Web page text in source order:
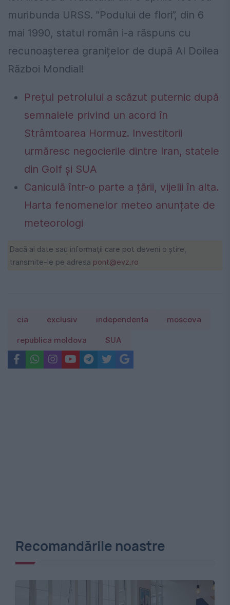
muribunda URSS. ”Podului de flori”, din 6
mai 1990, statul român i-a răspuns cu
recunoașterea granițelor de după Al Doilea
Război Mondial!
Prețul petrolului a scăzut puternic după
semnalele privind un acord în
Strâmtoarea Hormuz. Investitorii
urmăresc negocierile dintre Iran, statele
din Golf și SUA
Caniculă într-o parte a țării, vijelii în alta.
Harta fenomenelor meteo anunțate de
meteorologi
Dacă ai date sau informaţii care pot deveni o ştire,
transmite-le pe adresa pont@evz.ro
cia exclusiv independenta moscova
republica moldova SUA
Recomandările noastre